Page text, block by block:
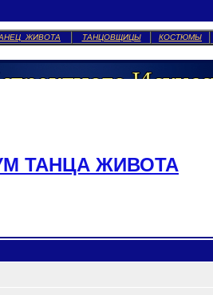
ЖИВОТА ТАНЦОВЩИЦЫ КОСТЮМЫ
ТАНЦА ЖИВОТА